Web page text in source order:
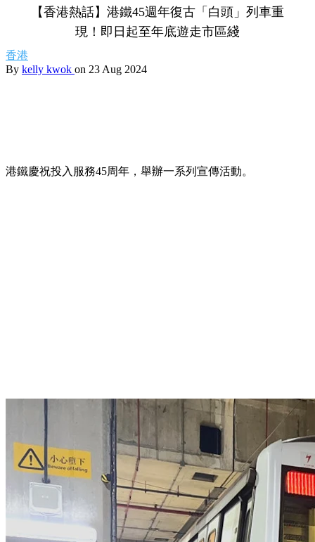
【香港熱話】港鐵45週年復古「白頭」列車重
現！即日起至年底遊走市區綫
香港
By kelly kwok on 23 Aug 2024
港鐵慶祝投入服務45周年，舉辦一系列宣傳活動。